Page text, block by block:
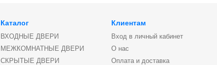
Каталог
ВХОДНЫЕ ДВЕРИ
МЕЖКОМНАТНЫЕ ДВЕРИ
СКРЫТЫЕ ДВЕРИ
Клиентам
Вход в личный кабинет
О нас
Оплата и доставка